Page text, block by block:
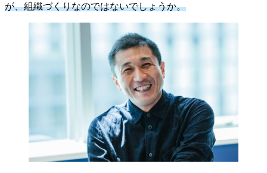
が、組織づくりなのではないでしょうか。